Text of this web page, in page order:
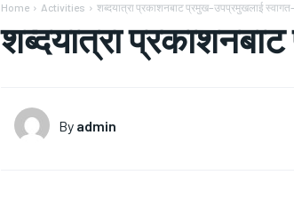
Home Activities शब्दयात्रा प्रकाशनबाट प्रमुख–उपप्रमुखलाई
शब्दयात्रा
By admin